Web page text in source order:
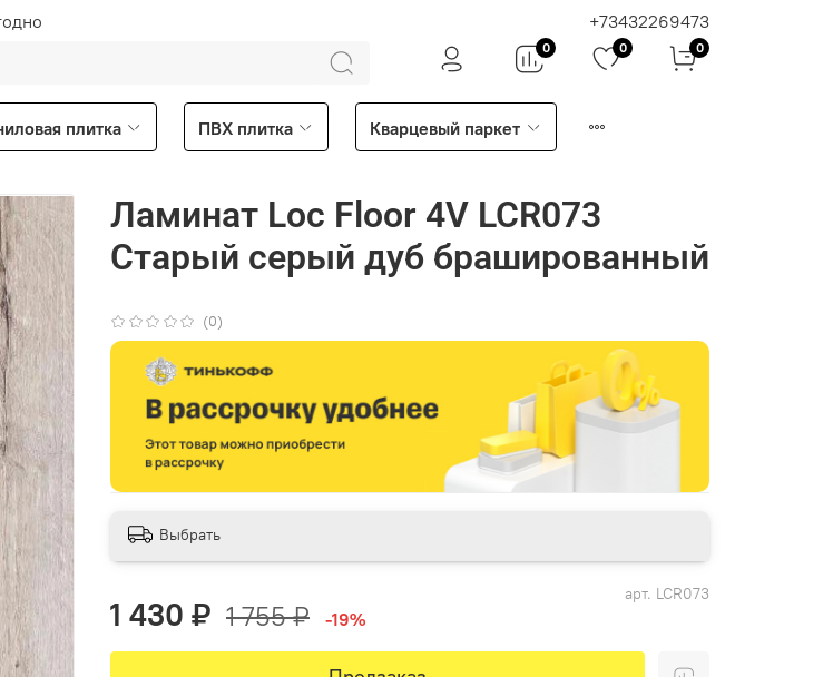
+73432269473
0 0 0
плитка ПВХ плитка
Кварцевый паркет
(0)
арт. LCR073
Ламинат Loc Floor 4V LCR073
Старый серый дуб брашированный
1 430 ₽ 1 755 ₽ -19%
Выбрать